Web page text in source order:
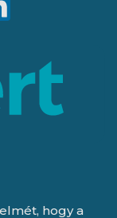
hogy a